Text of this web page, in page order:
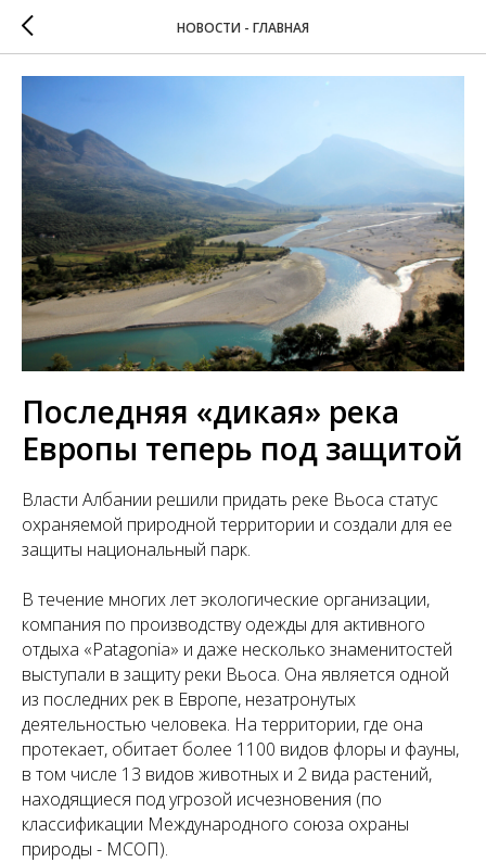
НОВОСТИ - ГЛАВНАЯ
Последняя «дикая» река
Европы теперь под защитой
Власти Албании решили придать реке Вьоса статус
охраняемой природной территории и создали для ее
защиты национальный парк.
В течение многих лет экологические организации,
компания по производству одежды для активного
отдыха «Patagonia» и даже несколько знаменитостей
выступали в защиту реки Вьоса. Она является одной
из последних рек в Европе, незатронутых
деятельностью человека. На территории, где она
протекает, обитает более 1100 видов флоры и фауны,
в том числе 13 видов животных и 2 вида растений,
находящиеся под угрозой исчезновения (по
классификации Международного союза охраны
природы - МСОП).